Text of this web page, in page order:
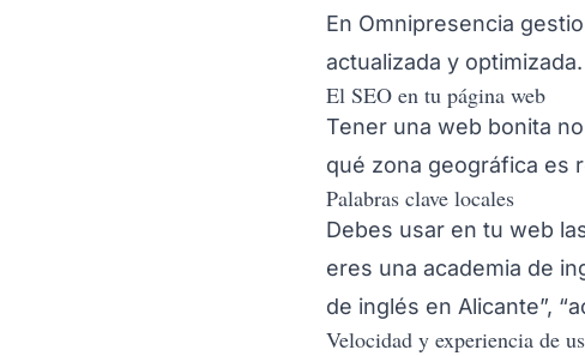
En Omnipresencia
actualizada y optimizada.
El SEO en tu página web
Tener una web bonita
qué zona geográfica es
Palabras clave locales
Debes usar en tu web
eres una academia de
de inglés en Alicante”,
Velocidad y experiencia de